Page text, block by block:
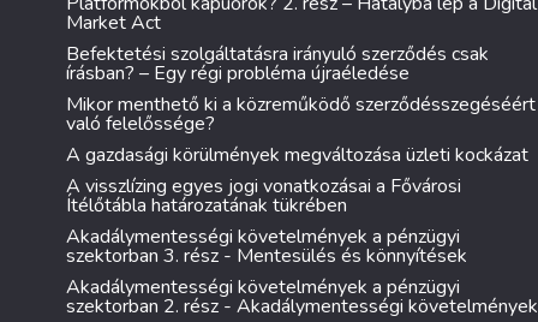
Market Act
Befektetési szolgáltatásra irányuló szerződés csak
írásban? – Egy régi probléma újraéledése
Mikor menthető ki a közreműködő szerződésszegéséért
való felelőssége?
A gazdasági körülmények megváltozása üzleti kockázat
A visszlízing egyes jogi vonatkozásai a Fővárosi
Ítélőtábla határozatának tükrében
Akadálymentességi követelmények a pénzügyi
szektorban 3. rész - Mentesülés és könnyítések
Akadálymentességi követelmények a pénzügyi
szektorban 2. rész - Akadálymentességi követelmények